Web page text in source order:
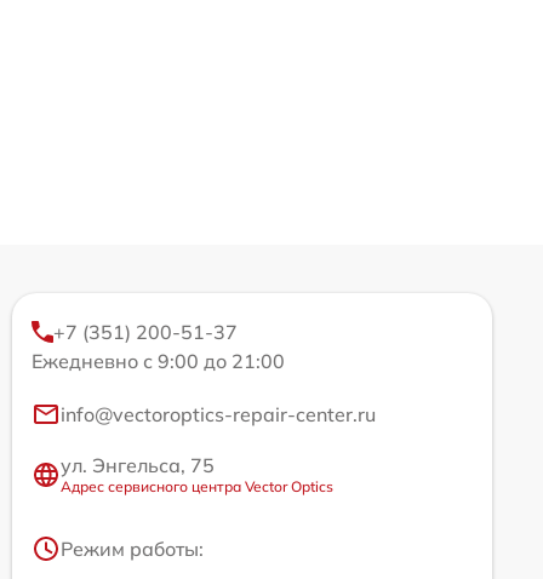
+7 (351) 200-51-37
Ежедневно с 9:00 до 21:00
info@vectoroptics-repair-center.ru
ул. Энгельса, 75
Адрес сервисного центра Vector Optics
Режим работы: